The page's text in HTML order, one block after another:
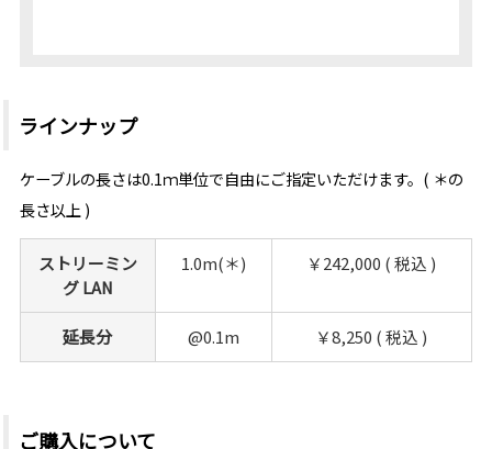
ラインナップ
ケーブルの長さは0.1ｍ単位で自由にご指定いただけます。( ＊の
長さ以上 )
ストリーミン
グ LAN
1.0m(＊) ￥242,000 ( 税込 )
延長分 @0.1m ￥8,250 ( 税込 )
ご購入について